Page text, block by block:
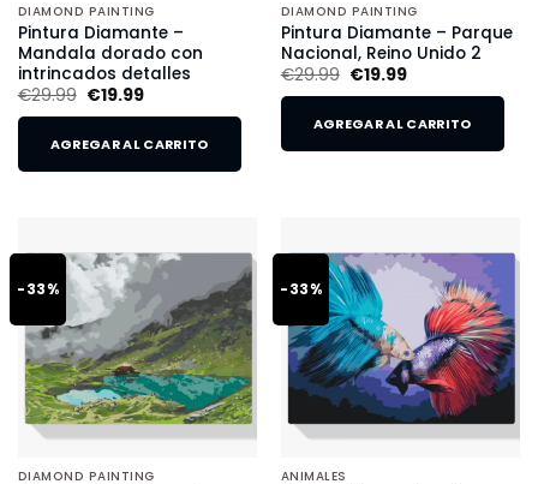
DIAMOND PAINTING
Pintura Diamante –
Mandala dorado con
intrincados detalles
€29.99 €19.99
AGREGAR AL CARRITO
DIAMOND PAINTING
Pintura Diamante – Parque
Nacional, Reino Unido 2
€29.99 €19.99
AGREGAR AL CARRITO
-33%
DIAMOND PAINTING
-33%
ANIMALES